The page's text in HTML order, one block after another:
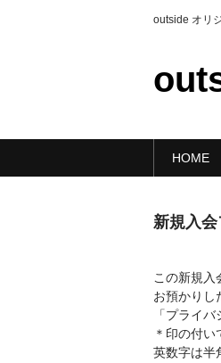
outside オリ
HOME
新規入
この新規入
お預かりし
「プライ
＊印の付
英数字は半